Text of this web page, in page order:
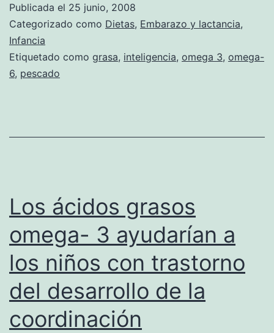
pescado
la
Publicada el 25 junio, 2008
Categorizado como Dietas, Embarazo y lactancia,
Infancia
Etiquetado como grasa, inteligencia, omega 3, omega-
6, pescado
Los ácidos grasos
omega- 3 ayudarían a
los niños con trastorno
del desarrollo de la
coordinación